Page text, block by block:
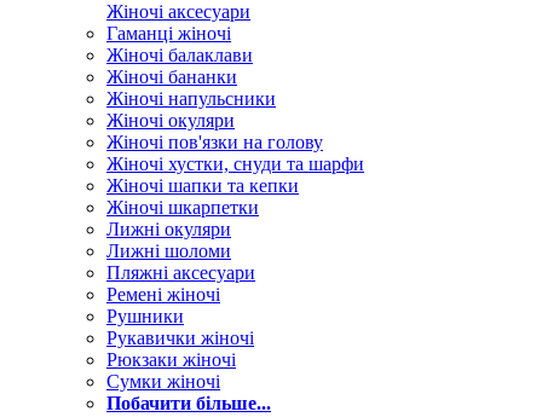
Жіночі аксесуари
Гаманці жіночі
Жіночі балаклави
Жіночі бананки
Жіночі напульсники
Жіночі окуляри
Жіночі пов'язки на голову
Жіночі хустки, снуди та шарфи
Жіночі шапки та кепки
Жіночі шкарпетки
Лижні окуляри
Лижні шоломи
Пляжні аксесуари
Ремені жіночі
Рушники
Рукавички жіночі
Рюкзаки жіночі
Сумки жіночі
Побачити більше...